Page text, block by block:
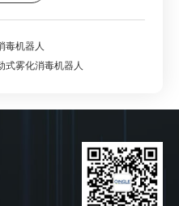
毒机器人
式雾化消毒机器人